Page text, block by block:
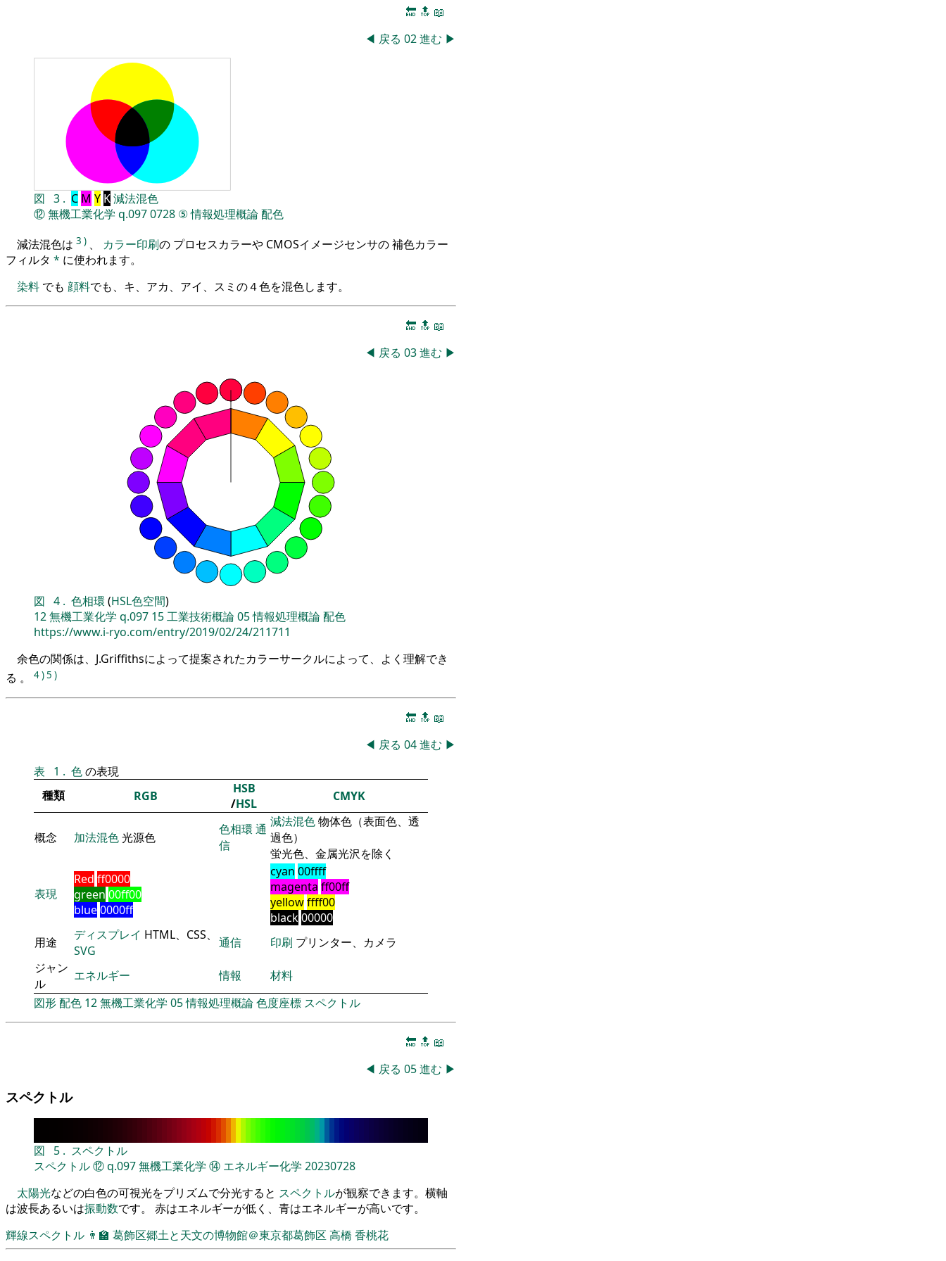
🔚 🔝 📖
◀ 戻る 02進む ▶
図 3 . C M Y K減法混色
⑫無機工業化学 q.0970728 ⑤情報処理概論配色
減法混色は 3 ) 、 カラー印刷の プロセスカラーや CMOSイメージセンサの 補色カラー
フィルタ * に使われます。
染料 でも 顔料でも、キ、アカ、アイ、スミの４色を混色します。
🔚 🔝 📖
◀ 戻る 03進む ▶
図 4 . 色相環 (HSL色空間)
12無機工業化学 q.097 15工業技術概論05情報処理概論配色
https://www.i-ryo.com/entry/2019/02/24/211711
余色の関係は、J.Griffithsによって提案されたカラーサークルによって、よく理解でき
る 。
4)5 )
🔚 🔝 📖
◀ 戻る 04進む ▶
表
1 . 色の表現
種類
RGB
HSB
/HSL CMYK
概念 加法混色光源色
色相環 通
信
減法混色物体色（表面色、透
過色）
蛍光色、金属光沢を除く
表現
Red ff0000
green 00ff00
blue0000ff
cyan 00ffff
magenta ff00ff
yellowffff00
black00000
用途
ディスプレイ HTML、CSS、
SVG
通信 印刷 プリンター、カメラ
ジャン
ル
エネルギー 情報
材料
図形配色 12無機工業化学 05情報処理概論色度座標 スペクトル
🔚 🔝 📖
◀ 戻る 05進む ▶
スペクトル
図 5 . スペクトル
スペクトル⑫q.097無機工業化学 ⑭ エネルギー化学 20230728
太陽光などの白色の可視光をプリズムで分光すると スペクトルが観察できます。横軸
は波長あるいは振動数です。 赤はエネルギーが低く、青はエネルギーが高いです。
輝線スペクトル 👨‍🏫 葛飾区郷土と天文の博物館＠東京都葛飾区 高橋 香桃花